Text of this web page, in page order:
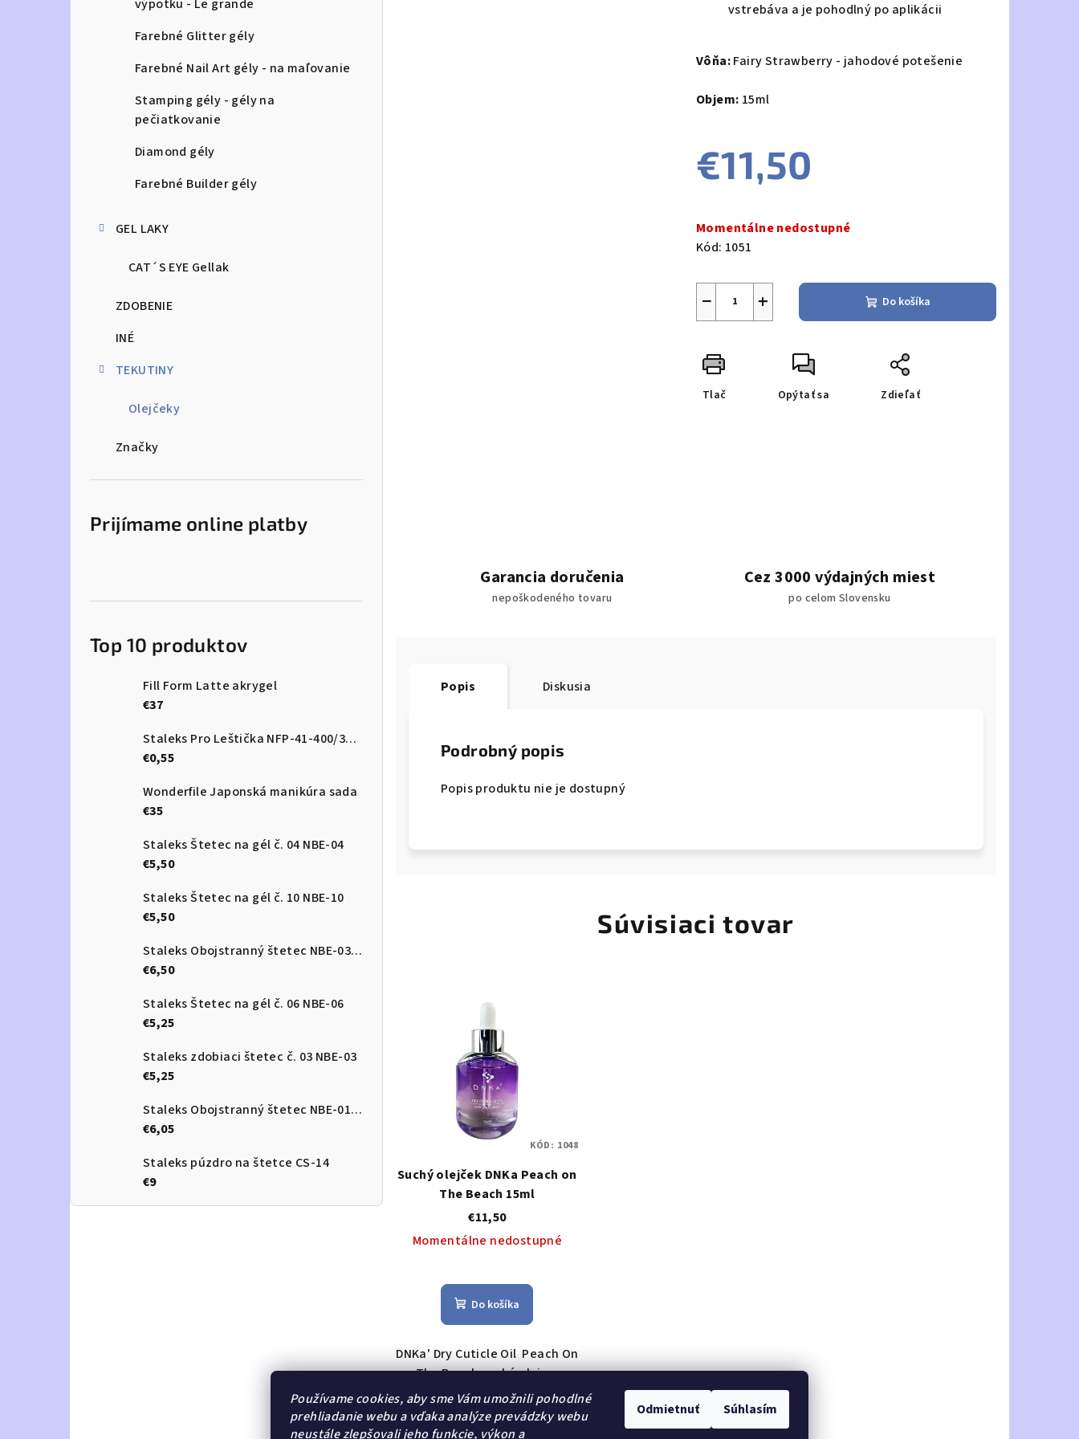
Používame cookies, aby sme Vám umožnili pohodlné
prehliadanie webu a vďaka analýze prevádzky webu
neustále zlepšovali jeho funkcie, výkon a
Odmietnuť Súhlasím
výpotku - Le grande
Farebné Glitter gély
Farebné Nail Art gély - na maľovanie
Stamping gély - gély na
pečiatkovanie
Diamond gély
Farebné Builder gély
GEL LAKY
CAT´S EYE Gellak
ZDOBENIE
INÉ
TEKUTINY
Olejčeky
Značky
Prijímame online platby
Top 10 produktov
Fill Form Latte akrygel
€37
Staleks Pro Leštička NFP-41-400/3000
€0,55
Wonderfile Japonská manikúra sada
€35
Staleks Štetec na gél č. 04 NBE-04
€5,50
Staleks Štetec na gél č. 10 NBE-10
€5,50
Staleks Obojstranný štetec NBE-03/06
€6,50
Staleks Štetec na gél č. 06 NBE-06
€5,25
Staleks zdobiaci štetec č. 03 NBE-03
€5,25
Staleks Obojstranný štetec NBE-01/03
€6,05
Staleks púzdro na štetce CS-14
€9
vstrebáva a je pohodlný po aplikácii
Vôňa:Fairy Strawberry - jahodové potešenie
Objem: 15ml
€11,50
cena:
Momentálne nedostupné
Kód: 1051
+
− Do košíka
Tlač Opýtať sa Zdieľať
Garancia doručenia
nepoškodeného tovaru
Cez 3000 výdajných miest
po celom Slovensku
Popis Diskusia
Podrobný popis
Popis produktu nie je dostupný
Súvisiaci tovar
Suchý olejček DNKa Peach on
The Beach 15ml
€11,50
Momentálne nedostupné
Do košíka
DNKa' Dry Cuticle Oil Peach On
The Beach suchý olej na
kožičku je ideálne riešenie
starostlivosti o kožičku –
spája účinnosť s výnimočne
KÓD: 1048